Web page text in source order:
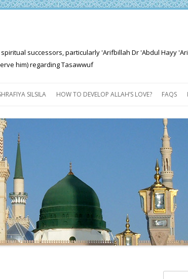
successors, particularly 'Arifbillah Dr 'Abdul Hayy
him) regarding Tasawwuf
SILSILA
PATH
THE SEEKER
EXPLAINED
HOW TO DEVELOP ALLAH’S LOVE? FAQS